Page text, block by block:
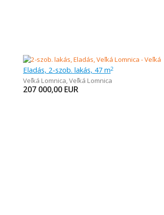
Eladás, 2-szob. lakás, 47 m2
Veľká Lomnica,Veľká Lomnica
207 000,00 EUR